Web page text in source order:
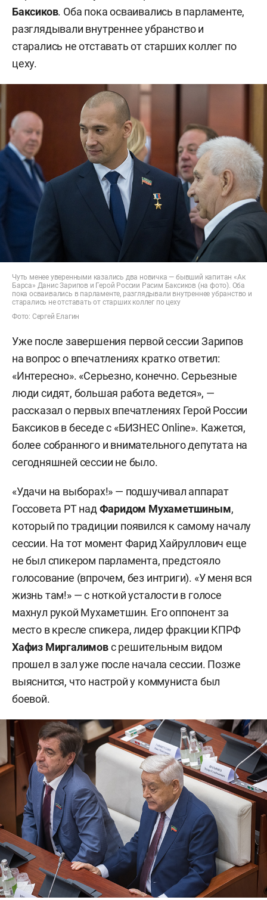
Баксиков. Оба пока осваивались в парламенте,
разглядывали внутреннее убранство и
старались не отставать от старших коллег по
цеху.
Чуть менее уверенными казались два новичка — бывший капитан «Ак
Барса» Данис Зарипов и Герой России Расим Баксиков (на фото). Оба
пока осваивались в парламенте, разглядывали внутреннее убранство и
старались не отставать от старших коллег по цеху
Фото: Сергей Елагин
Уже после завершения первой сессии Зарипов
на вопрос о впечатлениях кратко ответил:
«Интересно». «Серьезно, конечно. Серьезные
люди сидят, большая работа ведется», —
рассказал о первых впечатлениях Герой России
Баксиков в беседе с «БИЗНЕС Online». Кажется,
более собранного и внимательного депутата на
сегодняшней сессии не было.
«Удачи на выборах!» — подшучивал аппарат
Госсовета РТ над Фаридом Мухаметшиным,
который по традиции появился к самому началу
сессии. На тот момент Фарид Хайруллович еще
не был спикером парламента, предстояло
голосование (впрочем, без интриги). «У меня вся
жизнь там!» — с ноткой усталости в голосе
махнул рукой Мухаметшин. Его оппонент за
место в кресле спикера, лидер фракции КПРФ
Хафиз Миргалимовс решительным видом
прошел в зал уже после начала сессии. Позже
выяснится, что настрой у коммуниста был
боевой.